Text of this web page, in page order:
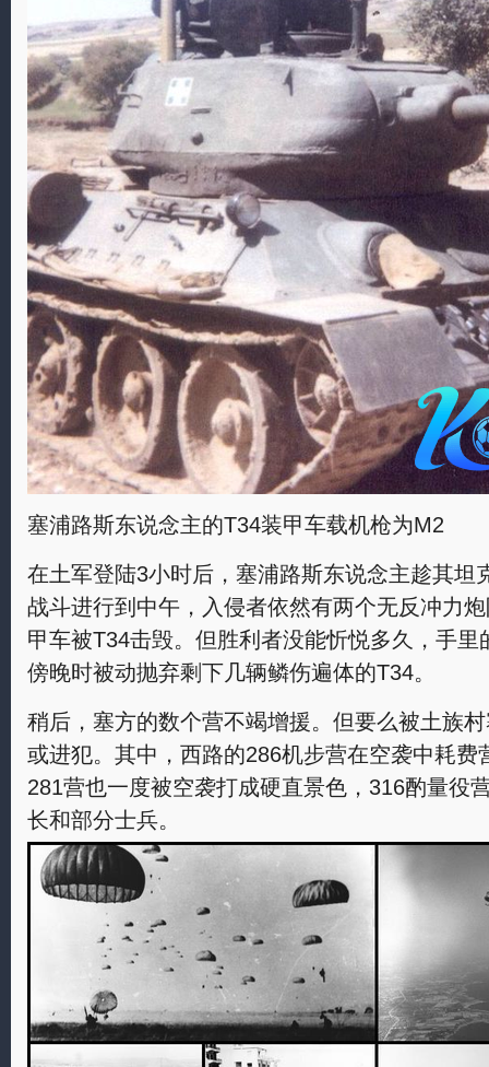
塞浦路斯东说念主的T34装甲车载机枪为M2
在土军登陆3小时后，塞浦路斯东说念主趁其坦
战斗进行到中午，入侵者依然有两个无反冲力
甲车被T34击毁。但胜利者没能忻悦多久，手
傍晚时被动抛弃剩下几辆鳞伤遍体的T34。
稍后，塞方的数个营不竭增援。但要么被土族
或进犯。其中，西路的286机步营在空袭中耗费
281营也一度被空袭打成硬直景色，316酌量役
长和部分士兵。